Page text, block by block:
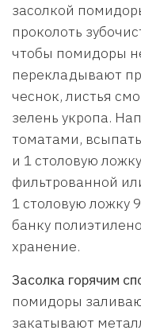
засолкой
проколоть
чтобы помидоры
перекладывают
чеснок, листья
зелень укропа.
томатами,
и 1 столовую
фильтрованной
1 столовую ложку
банку
хранение.
Засолка горячим
помидоры
закатывают